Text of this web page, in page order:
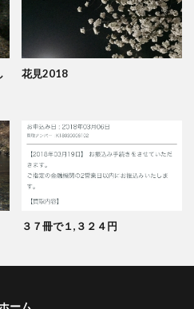
花見2018
３７冊で１,３２４円